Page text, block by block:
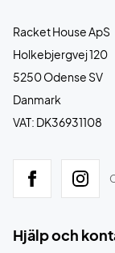
Racket House ApS
Holkebjergvej 120
5250 Odense SV
Danmark
VAT: DK36931108
Hjälp och